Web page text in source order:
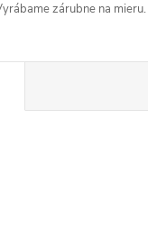
zárubne na mieru.